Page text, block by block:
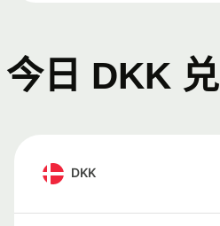
今日 DKK
DKK